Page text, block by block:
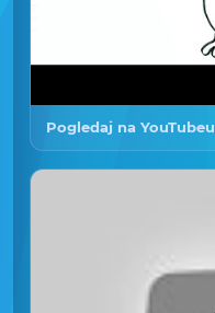
Pogledaj na YouTubeu